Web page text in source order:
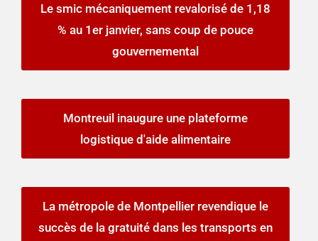
Le smic mécaniquement revalorisé de 1,18
% au 1er janvier, sans coup de pouce
gouvernemental
Montreuil inaugure une plateforme
logistique d'aide alimentaire
La métropole de Montpellier revendique le
succès de la gratuité dans les transports en